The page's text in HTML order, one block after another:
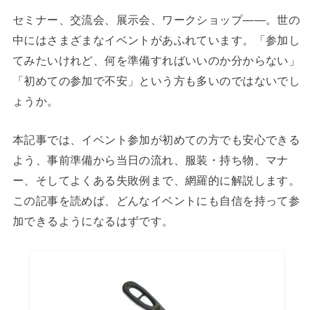
セミナー、交流会、展示会、ワークショップ——。世の
中にはさまざまなイベントがあふれています。「参加し
てみたいけれど、何を準備すればいいのか分からない」
「初めての参加で不安」という方も多いのではないでし
ょうか。
本記事では、イベント参加が初めての方でも安心できる
よう、事前準備から当日の流れ、服装・持ち物、マナ
ー、そしてよくある失敗例まで、網羅的に解説します。
この記事を読めば、どんなイベントにも自信を持って参
加できるようになるはずです。